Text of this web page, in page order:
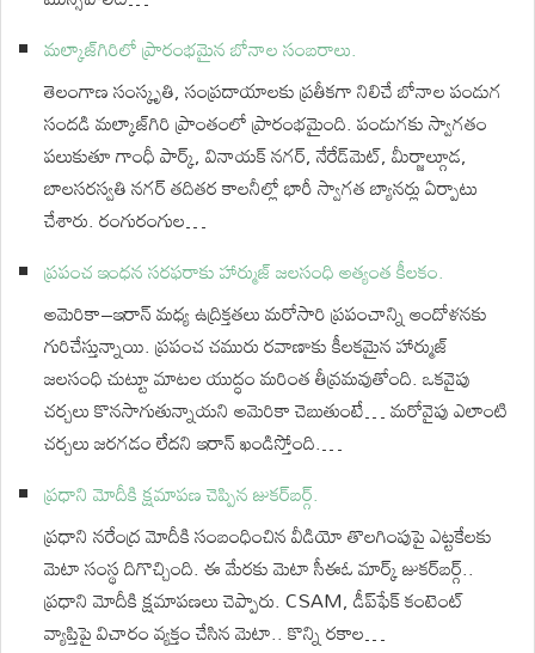
మల్కాజ్‌గిరిలో ప్రారంభమైన బోనాల సంబరాలు.
తెలంగాణ సంస్కృతి, సంప్రదాయాలకు ప్రతీకగా నిలిచే బోనాల పండుగ
సందడి మల్కాజ్‌గిరి ప్రాంతంలో ప్రారంభమైంది. పండుగకు స్వాగతం
పలుకుతూ గాంధీ పార్క్, వినాయక్ నగర్, నేరేడ్‌మెట్, మీర్జాల్గూడ,
బాలసరస్వతి నగర్ తదితర కాలనీల్లో భారీ స్వాగత బ్యానర్లు ఏర్పాటు
చేశారు. రంగురంగుల…
ప్రపంచ ఇంధన సరఫరాకు హార్ముజ్ జలసంధి అత్యంత కీలకం.
అమెరికా–ఇరాన్ మధ్య ఉద్రిక్తతలు మరోసారి ప్రపంచాన్ని ఆందోళనకు
గురిచేస్తున్నాయి. ప్రపంచ చమురు రవాణాకు కీలకమైన హార్ముజ్
జలసంధి చుట్టూ మాటల యుద్ధం మరింత తీవ్రమవుతోంది. ఒకవైపు
చర్చలు కొనసాగుతున్నాయని అమెరికా చెబుతుంటే… మరోవైపు ఎలాంటి
చర్చలు జరగడం లేదని ఇరాన్ ఖండిస్తోంది.…
ప్రధాని మోదీకి క్షమాపణ చెప్పిన జుకర్⁬బర్గ్.
ప్రధాని నరేంద్ర మోదీకి సంబంధించిన వీడియో తొలగింపుపై ఎట్టకేలకు
మెటా సంస్థ దిగొచ్చింది. ఈ మేరకు మెటా సీఈఓ మార్క్ జుకర్‌బర్గ్..
ప్రధాని మోదీకి క్షమాపణలు చెప్పారు. CSAM, డీప్‌ఫేక్‌ కంటెంట్‌
వ్యాప్తిపై విచారం వ్యక్తం చేసిన మెటా.. కొన్ని రకాల…